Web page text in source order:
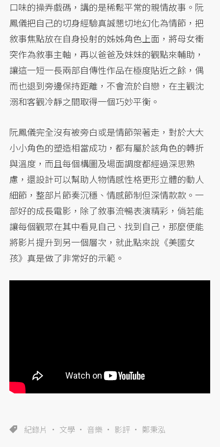
口味的操弄戲碼，講的是稀鬆平常的親情故事。阮
鳳儀把自己的切身經驗真誠懇切地幻化為情節，把
敘事焦點放在自身投射的姊姊角色上面，將母女衝
突作為敘事主軸，再以爸爸及妹妹的觀點來輔助，
讓這一短一長兩部自傳性作品在極度貼近之餘，偶
而也退到旁邊保持距離，不會流於自戀，在主觀沈
溺和客觀冷靜之間取得一個巧妙平衡。
阮鳳儀完全沒有被旁白或是情節架著走，對於大大
小小角色的塑造相當成功，都有屬於該角色的轉折
與溫度，而且每個構圖及場面調度都經過深思熟
慮，還設計可以幫助人物情感性格更形立體的動人
細節，整部片節奏沉穩、情感節制但深情款款。一
部好的成長電影，除了敘事流暢表演精彩，倘若能
讓每個觀眾在其中看見自己、找到自己，那麼便能
將影片提升到另一個層次，就此點來說《美國女
孩》真是做了非常好的示範。
紀錄片 文學 音樂 影評 鄭秉泓